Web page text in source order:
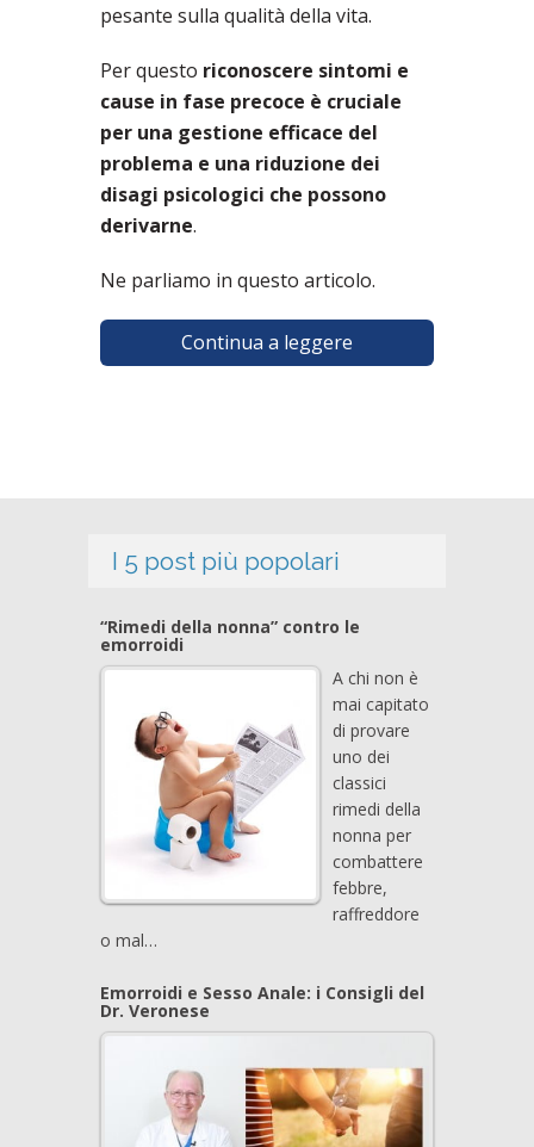
pesante sulla qualità della vita.
Per questo riconoscere sintomi e
cause in fase precoce è cruciale
per una gestione efficace del
problema e una riduzione dei
disagi psicologici che possono
derivarne.
Ne parliamo in questo articolo.
Continua a leggere
I 5 post più popolari
“Rimedi della nonna” contro le
emorroidi
A chi non è
mai capitato
di provare
uno dei
classici
rimedi della
nonna per
combattere
febbre,
raffreddore
o mal…
Emorroidi e Sesso Anale: i Consigli del
Dr. Veronese